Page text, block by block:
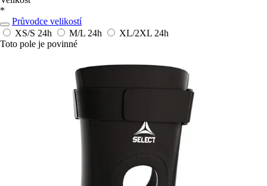
*
Průvodce velikostí
XS/S 24h M/L 24h XL/2XL 24h
Toto pole je povinné